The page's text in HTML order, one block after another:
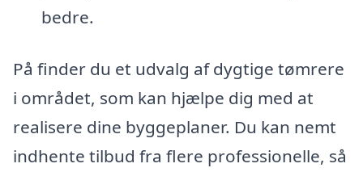
bedre.
På finder du et udvalg af dygtige tømrere
i området, som kan hjælpe dig med at
realisere dine byggeplaner. Du kan nemt
indhente tilbud fra flere professionelle, så